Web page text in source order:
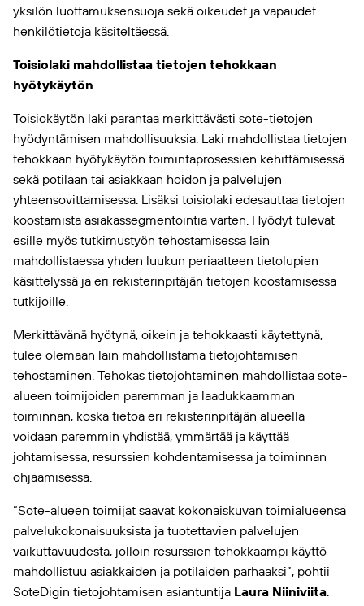
yksilön luottamuksensuoja sekä oikeudet ja vapaudet
henkilötietoja käsiteltäessä.
Toisiolaki mahdollistaa tietojen tehokkaan
hyötykäytön
Toisiokäytön laki parantaa merkittävästi sote-tietojen
hyödyntämisen mahdollisuuksia. Laki mahdollistaa tietojen
tehokkaan hyötykäytön toimintaprosessien kehittämisessä
sekä potilaan tai asiakkaan hoidon ja palvelujen
yhteensovittamisessa. Lisäksi toisiolaki edesauttaa tietojen
koostamista asiakassegmentointia varten. Hyödyt tulevat
esille myös tutkimustyön tehostamisessa lain
mahdollistaessa yhden luukun periaatteen tietolupien
käsittelyssä ja eri rekisterinpitäjän tietojen koostamisessa
tutkijoille.
Merkittävänä hyötynä, oikein ja tehokkaasti käytettynä,
tulee olemaan lain mahdollistama tietojohtamisen
tehostaminen. Tehokas tietojohtaminen mahdollistaa sote-
alueen toimijoiden paremman ja laadukkaamman
toiminnan, koska tietoa eri rekisterinpitäjän alueella
voidaan paremmin yhdistää, ymmärtää ja käyttää
johtamisessa, resurssien kohdentamisessa ja toiminnan
ohjaamisessa.
“Sote-alueen toimijat saavat kokonaiskuvan toimialueensa
palvelukokonaisuuksista ja tuotettavien palvelujen
vaikuttavuudesta, jolloin resurssien tehokkaampi käyttö
mahdollistuu asiakkaiden ja potilaiden parhaaksi”, pohtii
SoteDigin tietojohtamisen asiantuntija Laura Niiniviita.